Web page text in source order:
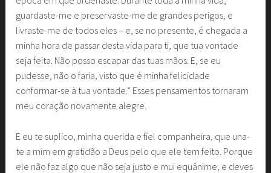
guardaste-me e preservaste-me de grandes perigos, e
livraste-me de todos eles – e, se no presente, é chegada a
minha hora de passar desta vida para ti, que tua vontade
seja feita. Não posso escapar das tuas mãos. E, se eu
pudesse, não o faria, visto que é minha felicidade
conformar-se à tua vontade.” Esses pensamentos tornaram
meu coração novamente alegre.
E eu te suplico, minha querida e fiel companheira, que una-
te a mim em gratidão a Deus pelo que ele tem feito. Porque
ele não faz algo que não seja justo e mui equânime, e deves